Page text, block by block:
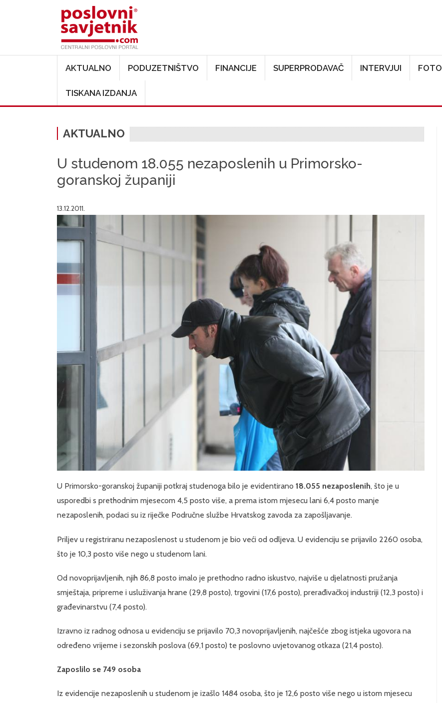
AKTUALNO PODUZETNIŠTVO FINANCIJE SUPERPRODAVAČ INTERVJUI FOTO
TISKANA IZDANJA
AKTUALNO
U studenom 18.055 nezaposlenih u Primorsko-
goranskoj županiji
13.12.2011.
U Primorsko-goranskoj županiji potkraj studenoga bilo je evidentirano 18.055 nezaposlenih, što je u
usporedbi s prethodnim mjesecom 4,5 posto više, a prema istom mjesecu lani 6,4 posto manje
nezaposlenih, podaci su iz riječke Područne službe Hrvatskog zavoda za zapošljavanje.
Priljev u registriranu nezaposlenost u studenom je bio veći od odljeva. U evidenciju se prijavilo 2260 osoba,
što je 10,3 posto više nego u studenom lani.
Od novoprijavljenih, njih 86,8 posto imalo je prethodno radno iskustvo, najviše u djelatnosti pružanja
smještaja, pripreme i usluživanja hrane (29,8 posto), trgovini (17,6 posto), prerađivačkoj industriji (12,3 posto) i
građevinarstvu (7,4 posto).
Izravno iz radnog odnosa u evidenciju se prijavilo 70,3 novoprijavljenih, najčešće zbog istjeka ugovora na
određeno vrijeme i sezonskih poslova (69,1 posto) te poslovno uvjetovanog otkaza (21,4 posto).
Zaposlilo se 749 osoba
Iz evidencije nezaposlenih u studenom je izašlo 1484 osoba, što je 12,6 posto više nego u istom mjesecu